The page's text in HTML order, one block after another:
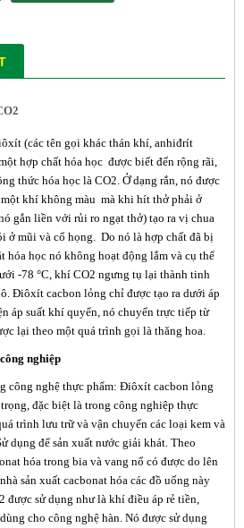
(các tên gọi khác thán khí, anhiđrít
hợp chất hóa học được biết đến rộng rãi,
thức hóa học là CO2. Ở dạng rắn, nó được
một khí không màu mà khi hít thở phải ở
gắn liền với rủi ro ngạt thở) tạo ra vị chua
ở mũi và cổ họng. Do nó là hợp chất đã bị
hóa học nó không hoạt động lắm và cụ thể
-78 °C, khí CO2 ngưng tụ lại thành tinh
Điôxít cacbon lỏng chỉ được tạo ra dưới áp
áp suất khí quyển, nó chuyển trực tiếp từ
lại theo một quá trình gọi là thăng hoa.
nghiệp
công nghệ thực phẩm: Điôxít cacbon lỏng
đặc biệt là trong công nghiệp thực
trình lưu trữ và vận chuyển các loại kem và
dụng để sản xuất nước giải khát. Theo
hóa trong bia và vang nổ có được do lên
sản xuất cacbonat hóa các đồ uống này
được sử dụng như là khí điều áp rẻ tiền,
cho công nghệ hàn. Nó được sử dụng